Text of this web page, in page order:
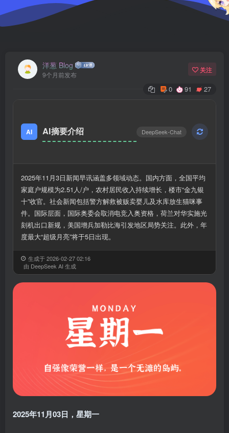
洋葱 Blog
9个月前发布
关注
0 91 27
AI AI摘要介绍 DeepSeek-Chat
2025年11月3日新闻早讯涵盖多领域动态。国内方面，全国平均
家庭户规模为2.51人/户，农村居民收入持续增长，楼市“金九银
十”收官。社会新闻包括警方解救被贩卖婴儿及水库放生猫咪事
件。国际层面，国际奥委会取消电竞入奥资格，荷兰对华实施光
刻机出口新规，美国增兵加勒比海引发地区局势关注。此外，年
度最大“超级月亮”将于5日出现。
生成于 2026-02-27 02:16
由 DeepSeek AI 生成
2025年11月03日，星期一